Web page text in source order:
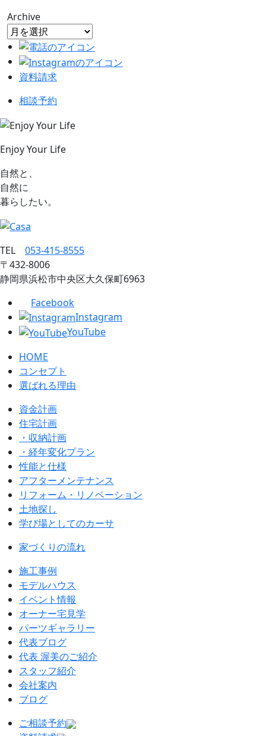
Archive
資料請求
相談予約
Enjoy Your Life
自然と、
自然に
暮らしたい。
TEL 053‐415‐8555
〒432‐8006
静岡県浜松市中央区大久保町6963
Facebook
Instagram
YouTube
HOME
コンセプト
選ばれる理由
資金計画
住宅計画
・収納計画
・経年変化プラン
性能と仕様
アフターメンテナンス
リフォーム・リノベーション
土地探し
学び場としてのカーサ
家づくりの流れ
施工事例
モデルハウス
イベント情報
オーナー宅見学
パーツギャラリー
代表ブログ
代表 渥美のご紹介
スタッフ紹介
会社案内
ブログ
ご相談予約